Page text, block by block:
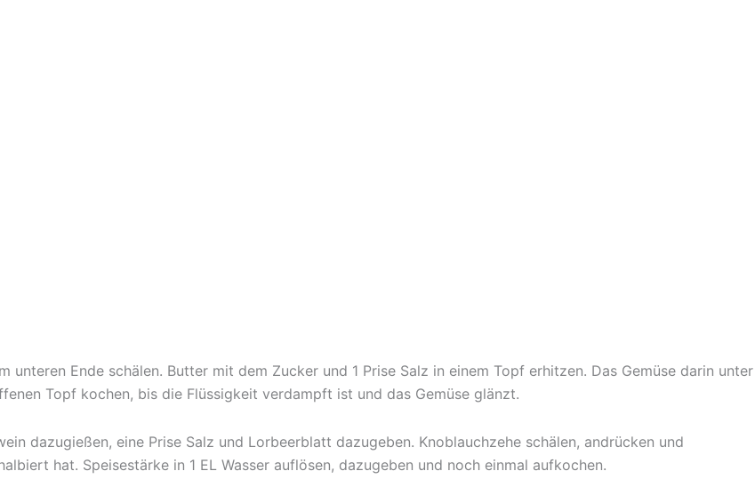
unteren Ende schälen. Butter mit dem Zucker und 1 Prise Salz in einem Topf erhitzen. Das Gemüse darin unter
Topf kochen, bis die Flüssigkeit verdampft ist und das Gemüse glänzt.
dazugießen, eine Prise Salz und Lorbeerblatt dazugeben. Knoblauchzehe schälen, andrücken und
hat. Speisestärke in 1 EL Wasser auflösen, dazugeben und noch einmal aufkochen.